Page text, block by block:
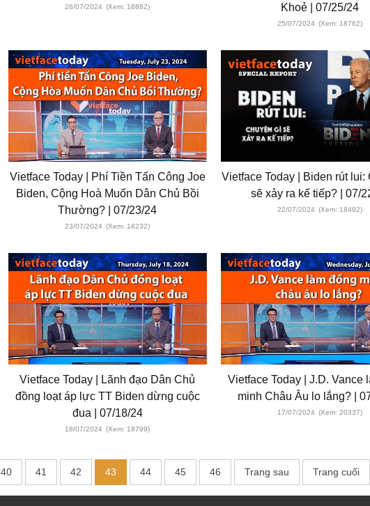
26/07/2024 (Xem: 18882)
Khoẻ | 07/25/24
25/07/2024 (Xem: 18762)
Vietface Today | Phí Tiền Tấn Công Joe
Biden, Cộng Hoà Muốn Dân Chủ Bồi
Thường? | 07/23/24
23/07/2024 (Xem: 18232)
Vietface Today | Biden rút lui:
sẽ xảy ra kế tiếp? | 07/
22/07/2024 (Xem: 18492)
Vietface Today | Lãnh đạo Dân Chủ
đồng loạt áp lực TT Biden dừng cuộc
đua | 07/18/24
18/07/2024 (Xem: 18799)
Vietface Today | J.D. Vance
minh Châu Âu lo lắng? |
17/07/2024 (Xem: 20337)
40 41 42 43 44 45 46 Trang sau Trang cuối